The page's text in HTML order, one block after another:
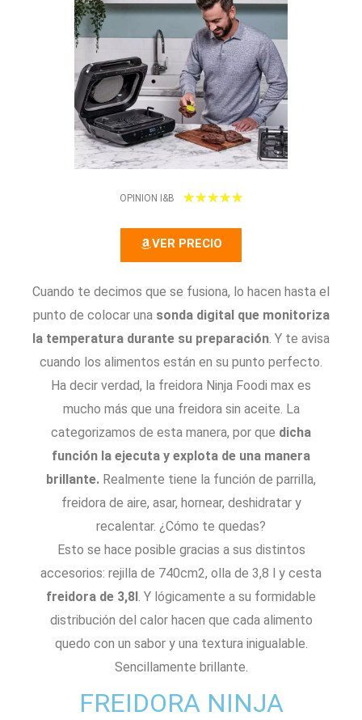
OPINION I&B ★★★★★5
VER PRECIO
Cuando te decimos que se fusiona, lo hacen hasta el
punto de colocar una sonda digital que monitoriza
la temperatura durante su preparación. Y te avisa
cuando los alimentos están en su punto perfecto.
Ha decir verdad, la freidora Ninja Foodi max es
mucho más que una freidora sin aceite. La
categorizamos de esta manera, por que dicha
función la ejecuta y explota de una manera
brillante. Realmente tiene la función de parrilla,
freidora de aire, asar, hornear, deshidratar y
recalentar. ¿Cómo te quedas?
Esto se hace posible gracias a sus distintos
accesorios: rejilla de 740cm2, olla de 3,8 l y cesta
freidora de 3,8l . Y lógicamente a su formidable
distribución del calor hacen que cada alimento
quedo con un sabor y una textura inigualable.
Sencillamente brillante.
FREIDORA NINJA